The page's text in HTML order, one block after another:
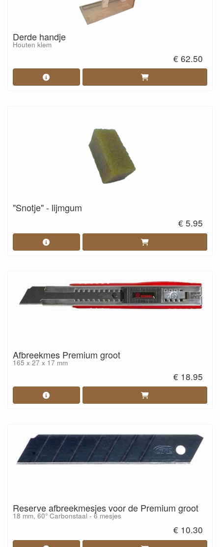
Derde handje
Houten klem
€ 62.50
"Snotje" - lijmgum
€ 5.95
Afbreekmes Premium groot
165 x 27 x 17 mm
€ 18.95
Reserve afbreekmesjes voor de Premium groot
18 mm, 60° Carbonstaal - 6 mesjes
€ 10.30